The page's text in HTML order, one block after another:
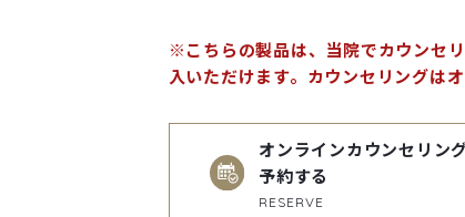
※こちらの製品は、当院でカウンセ
入いただけます。カウンセリングは
オンラインカウンセリン
予約する
RESERVE